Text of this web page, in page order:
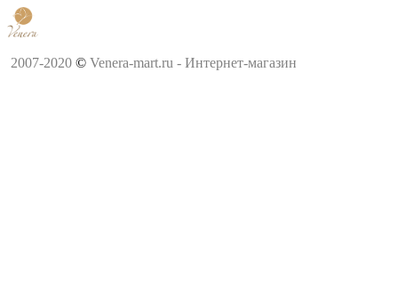
2007-2020 © Venera-mart.ru - Интернет-магазин